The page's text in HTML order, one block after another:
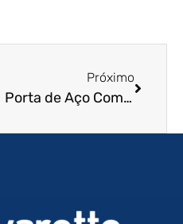
Próximo
Porta de Aço Comercial em São Vicente – SP